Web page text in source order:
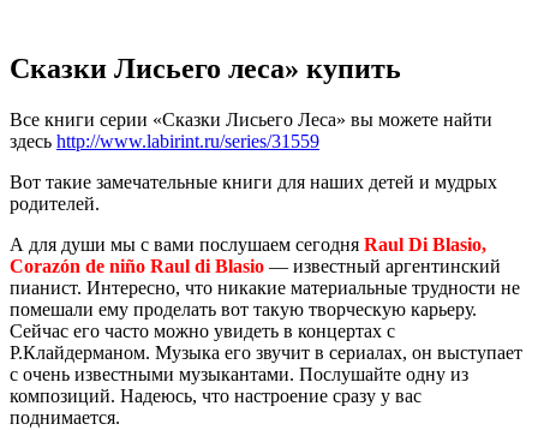
Сказки Лисьего леса» купить
Все книги серии «Сказки Лисьего Леса» вы можете найти
здесь http://www.labirint.ru/series/31559
Вот такие замечательные книги для наших детей и мудрых
родителей.
А для души мы с вами послушаем сегодня Raul Di Blasio,
Corazón de niño Raul di Blasio — известный аргентинский
пианист. Интересно, что никакие материальные трудности не
помешали ему проделать вот такую творческую карьеру.
Сейчас его часто можно увидеть в концертах с
Р.Клайдерманом. Музыка его звучит в сериалах, он выступает
с очень известными музыкантами. Послушайте одну из
композиций. Надеюсь, что настроение сразу у вас
поднимается.